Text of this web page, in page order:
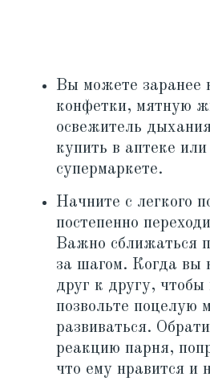
Вы можете заранее
конфетки, мятную
освежитель
купить в аптеке
супермаркете.
Начните с легкого
постепенно
Важно сближаться
за шагом. Когда вы
друг к другу, чтобы
позвольте поцелую
развиваться.
реакцию парня,
что ему нравится и